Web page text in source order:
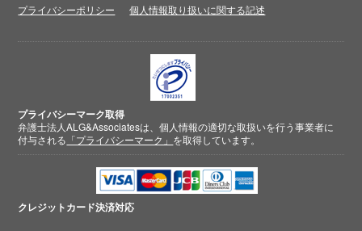
プライバシーポリシー 個人情報取り扱いに関する記述
プライバシーマーク取得
弁護士法人ALG&Associatesは、個人情報の適切な取扱いを行う事業者に
付与される 「プライバシーマーク」 を取得しています。
クレジットカード決済対応